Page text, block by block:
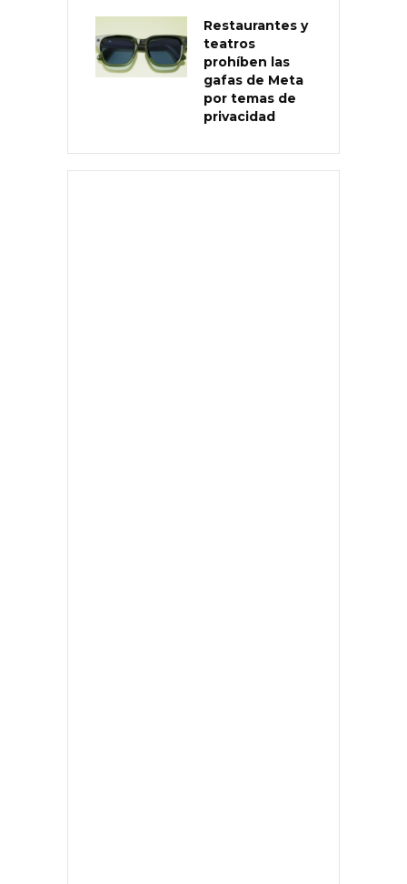
Restaurantes y
teatros
prohíben las
gafas de Meta
por temas de
privacidad